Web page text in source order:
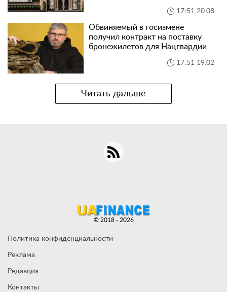
17:51 20.08
Обвиняемый в госизмене
получил контракт на поставку
бронежилетов для Нацгвардии
17:51 19.02
Читать дальше
Политика конфиденциальности
Реклама
Редакция
Контакты
© 2018 - 2026